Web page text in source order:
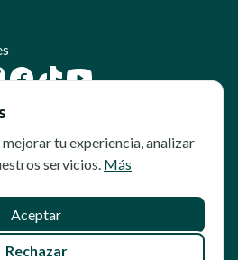
- Qoomet
tu experiencia, analizar
servicios. Más
Aceptar
Rechazar